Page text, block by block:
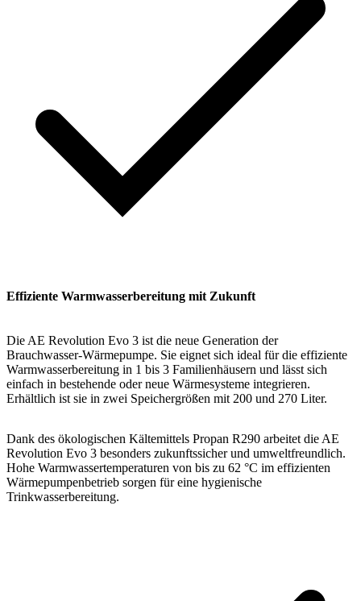
Effiziente Warmwasserbereitung mit Zukunft
Die AE Revolution Evo 3 ist die neue Generation der
Brauchwasser-Wärmepumpe. Sie eignet sich ideal für die effiziente
Warmwasserbereitung in 1 bis 3 Familienhäusern und lässt sich
einfach in bestehende oder neue Wärmesysteme integrieren.
Erhältlich ist sie in zwei Speichergrößen mit 200 und 270 Liter.
Dank des ökologischen Kältemittels Propan R290 arbeitet die AE
Revolution Evo 3 besonders zukunftssicher und umweltfreundlich.
Hohe Warmwassertemperaturen von bis zu 62 °C im effizienten
Wärmepumpenbetrieb sorgen für eine hygienische
Trinkwasserbereitung.